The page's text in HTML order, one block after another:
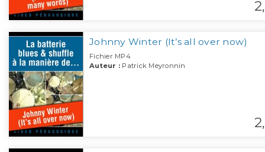
2,
Johnny Winter (It’s all over now)
Fichier MP4
Auteur : Patrick Meyronnin
2,